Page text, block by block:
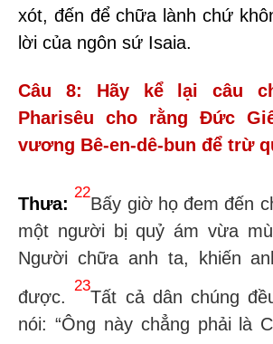
xót, đến để chữa lành chứ
lời của ngôn sứ Isaia.
Câu 8: Hãy kể lại câu
Pharisêu cho rằng Đức
vương Bê-en-dê-bun để trừ
Thưa:
22
Bấy giờ họ đem đến
một người bị quỷ ám vừa
Người chữa anh ta, khiến
được.
23
Tất cả dân chúng
nói: “Ông này chẳng phải là